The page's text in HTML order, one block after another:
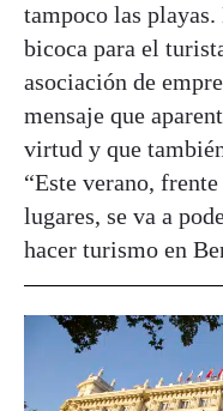
tampoco las playas.
bicoca para el
asociación de
mensaje que
virtud y que
“Este verano,
lugares, se va a
hacer turismo en